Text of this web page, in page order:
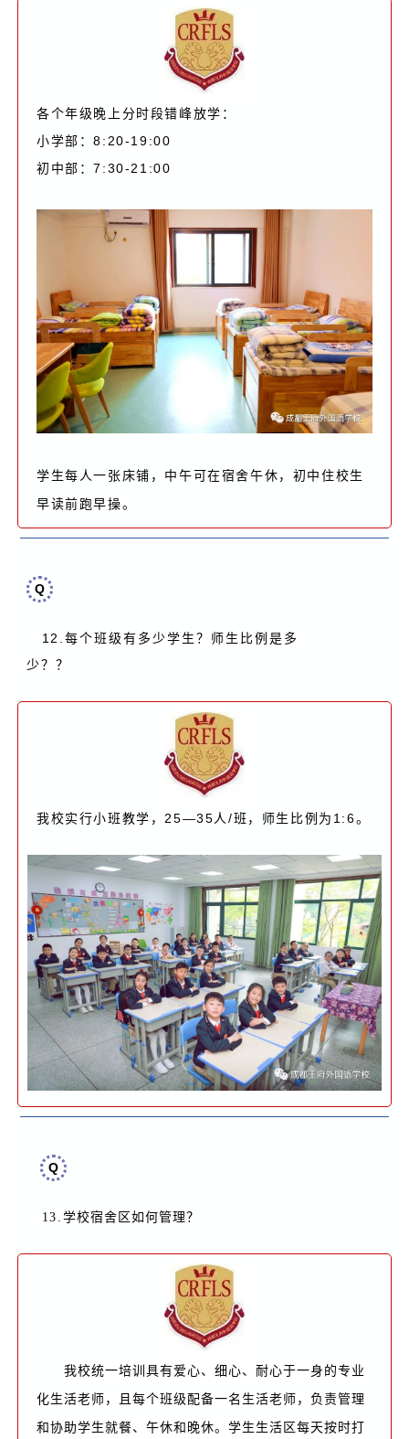
各个年级晚上分时段错峰放学：
小学部：8:20-19:00
初中部：7:30-21:00
学生每人一张床铺，中午可在宿舍午休，初中住校生
早读前跑早操。
Q
12. 每个班级有多少学生？师生比例是多
少？ ？
我校实行小班教学，25—35人/班，师生比例为1:6。
Q
13. 学校宿舍区如何管理？
我校统一培训具有爱心、细心、耐心于一身的专业
化生活老师，且每个班级配备一名生活老师，负责管理
和协助学生就餐、午休和晚休。学生生活区每天按时打